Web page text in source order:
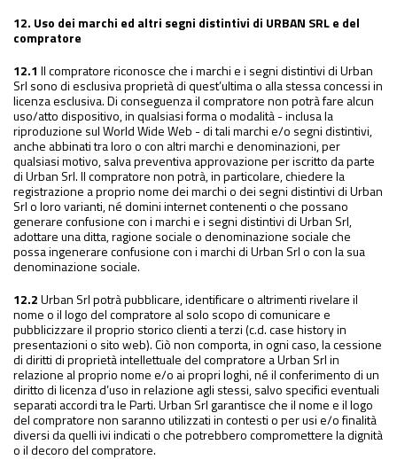
12. Uso dei marchi ed altri segni distintivi di URBAN SRL e del
compratore
12.1 Il compratore riconosce che i marchi e i segni distintivi di Urban
Srl sono di esclusiva proprietà di quest’ultima o alla stessa concessi in
licenza esclusiva. Di conseguenza il compratore non potrà fare alcun
uso/atto dispositivo, in qualsiasi forma o modalità - inclusa la
riproduzione sul World Wide Web - di tali marchi e/o segni distintivi,
anche abbinati tra loro o con altri marchi e denominazioni, per
qualsiasi motivo, salva preventiva approvazione per iscritto da parte
di Urban Srl. Il compratore non potrà, in particolare, chiedere la
registrazione a proprio nome dei marchi o dei segni distintivi di Urban
Srl o loro varianti, né domini internet contenenti o che possano
generare confusione con i marchi e i segni distintivi di Urban Srl,
adottare una ditta, ragione sociale o denominazione sociale che
possa ingenerare confusione con i marchi di Urban Srl o con la sua
denominazione sociale.
12.2Urban Srl potrà pubblicare, identificare o altrimenti rivelare il
nome o il logo del compratore al solo scopo di comunicare e
pubblicizzare il proprio storico clienti a terzi (c.d. case history in
presentazioni o sito web). Ciò non comporta, in ogni caso, la cessione
di diritti di proprietà intellettuale del compratore a Urban Srl in
relazione al proprio nome e/o ai propri loghi, né il conferimento di un
diritto di licenza d’uso in relazione agli stessi, salvo specifici eventuali
separati accordi tra le Parti. Urban Srl garantisce che il nome e il logo
del compratore non saranno utilizzati in contesti o per usi e/o finalità
diversi da quelli ivi indicati o che potrebbero compromettere la dignità
o il decoro del compratore.